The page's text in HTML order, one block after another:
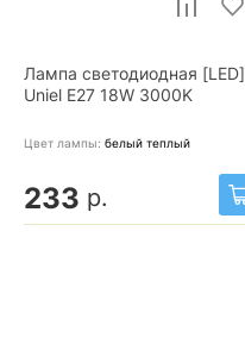
Лампа светодиодная [LED]
Uniel E27 18W 3000K
Цвет лампы: белый теплый
233 р.